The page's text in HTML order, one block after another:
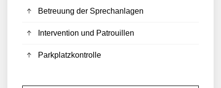
Betreuung der Sprechanlagen
Intervention und Patrouillen
Parkplatzkontrolle